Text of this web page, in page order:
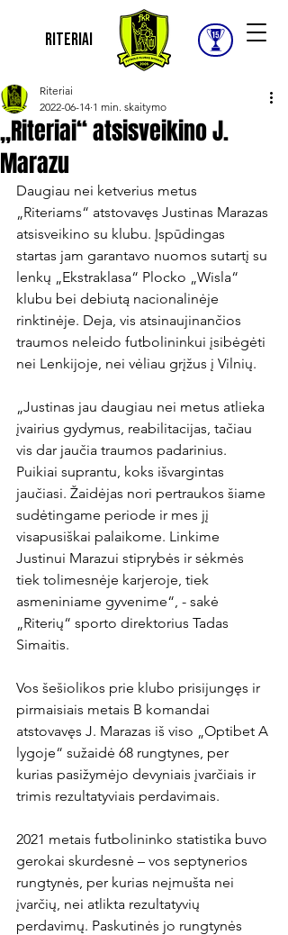
Riteriai
„Riteriai“ atsisveikino J.
Marazu
Riteriai
2022-06-14 1 min. skaitymo
Daugiau nei ketverius metus
„Riteriams“ atstovavęs Justinas Marazas
atsisveikino su klubu. Įspūdingas
startas jam garantavo nuomos sutartį su
lenkų „Ekstraklasa“ Plocko „Wisla“
klubu bei debiutą nacionalinėje
rinktinėje. Deja, vis atsinaujinančios
traumos neleido futbolininkui įsibėgėti
nei Lenkijoje, nei vėliau grįžus į Vilnių.
„Justinas jau daugiau nei metus atlieka
įvairius gydymus, reabilitacijas, tačiau
vis dar jaučia traumos padarinius.
Puikiai suprantu, koks išvargintas
jaučiasi. Žaidėjas nori pertraukos šiame
sudėtingame periode ir mes jį
visapusiškai palaikome. Linkime
Justinui Marazui stiprybės ir sėkmės
tiek tolimesnėje karjeroje, tiek
asmeniniame gyvenime“, - sakė
„Riterių“ sporto direktorius Tadas
Simaitis.
Vos šešiolikos prie klubo prisijungęs ir
pirmaisiais metais B komandai
atstovavęs J. Marazas iš viso „Optibet A
lygoje“ sužaidė 68 rungtynes, per
kurias pasižymėjo devyniais įvarčiais ir
trimis rezultatyviais perdavimais.
2021 metais futbolininko statistika buvo
gerokai skurdesnė – vos septynerios
rungtynės, per kurias neįmušta nei
įvarčių, nei atlikta rezultatyvių
perdavimų. Paskutinės jo rungtynės